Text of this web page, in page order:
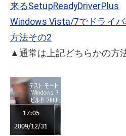
来るSetupReadyDriverPlus
Windows Vista/7でドライ
方法その2
▲通常は上記どちらかの方